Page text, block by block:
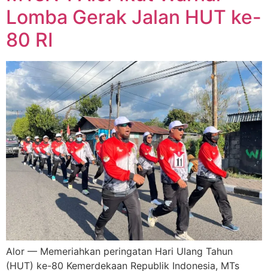
Lomba Gerak Jalan HUT ke-
80 RI
Alor — Memeriahkan peringatan Hari Ulang Tahun
(HUT) ke-80 Kemerdekaan Republik Indonesia, MTs